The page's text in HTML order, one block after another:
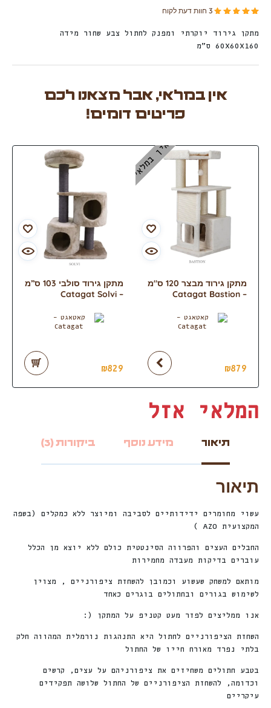
מדורגים5.00מתוך 5 מבוסס על 3 חוות דעת לקוח
מתקן גירוד יוקרתי ומפנק לחתול צבע שחור מידה
60X60X160 ס”מ
אין במלאי, אבל מצאנו לכם
פריטים דומים!
מתקן גירוד מבצר 120 ס"מ
– Catagat Bastion
₪879
אין במלאי
מתקן גירוד סולבי 103 ס”מ
– Catagat Solvi
₪829
המלאי אזל
תיאור מידע נוסף ביקורות (3)
תיאור
עשוי מחומרים ידידותיים לסביבה ומיוצר ללא כמקלים (בשפה
המקצועית AZO )
החבלים העצים והפרווה הסינטטית כולם ללא יוצא מן הכלל
עוברים בדיקות מעבדה מחמירות
מותאם למשחק שעשוע וכמובן להשחזת ציפורניים , מצוין
לשימוש בגורים ובחתולים בוגרים כאחד
אנו ממליצים לפזר מעט קטניפ על המתקן (:
השחזת הציפורניים לחתול היא התנהגות נורמלית המהווה חלק
בלתי נפרד מאורח חייו של החתול
בטבע חתולים משחיזים את ציפורניהם על עצים, קרשים
וכדומה, להשחזת הציפורניים של החתול שלושה תפקידים
עיקריים